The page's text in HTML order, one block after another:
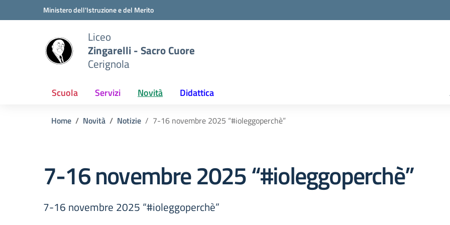
Vai ai contenuti
Vai al menu di navigazioneMinistero dell'Istruzione e del Merito
Liceo
Zingarelli - Sacro Cuore
Cerignola
Scuola Servizi Novità Didattica
Home Novità Notizie 7-16 novembre 2025 “#ioleggoperchè”
7-16 novembre 2025 “#ioleggoperchè”
7-16 novembre 2025 “#ioleggoperchè”